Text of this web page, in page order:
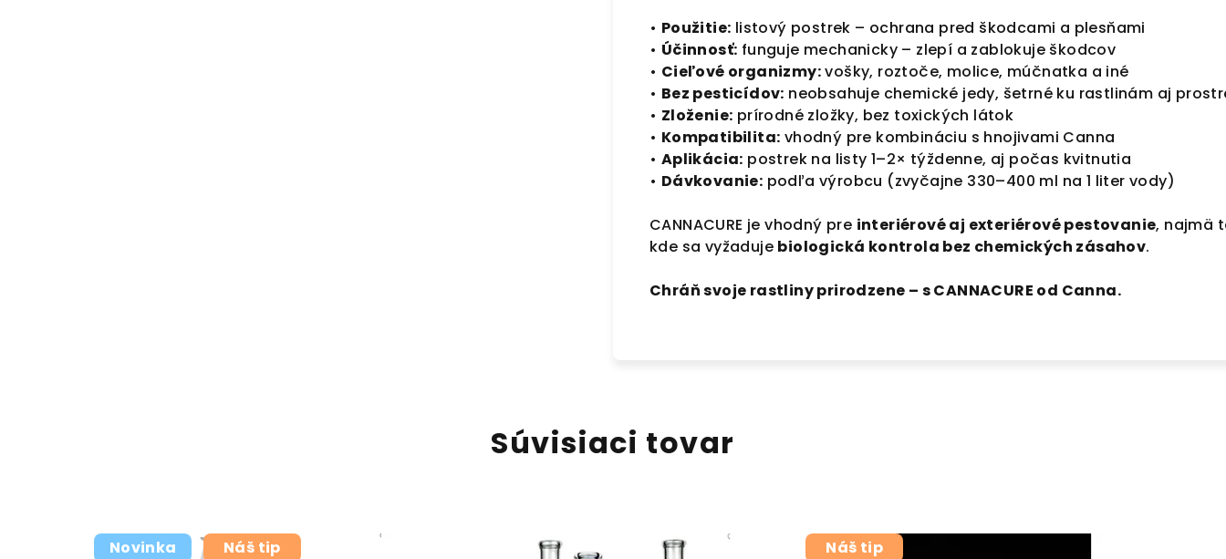
• Použitie: listový postrek – ochrana pred škodcami a plesňami
• Účinnosť: funguje mechanicky – zlepí a zablokuje škodcov
• Cieľové organizmy:vošky, roztoče, molice, múčnatka a iné
• Bez pesticídov: neobsahuje chemické jedy, šetrné ku rastlinám aj
• Zloženie: prírodné zložky, bez toxických látok
• Kompatibilita: vhodný pre kombináciu s hnojivami Canna
• Aplikácia: postrek na listy 1–2× týždenne, aj počas kvitnutia
• Dávkovanie: podľa výrobcu (zvyčajne 330–400 ml na 1 liter vody)
CANNACURE je vhodný pre interiérové aj exteriérové pestovanie, najmä
kde sa vyžaduje biologická kontrola bez chemických zásahov.
Chráň svoje rastliny prirodzene – s CANNACURE od Canna.
Súvisiaci tovar
Novinka Náš tip Náš tip